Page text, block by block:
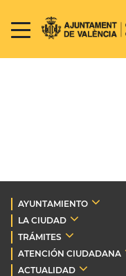
AYUNTAMIENTO
LA CIUDAD
TRÁMITES
ATENCIÓN CIUDADANA
ACTUALIDAD